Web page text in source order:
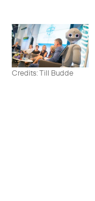
Credits: Till Budde